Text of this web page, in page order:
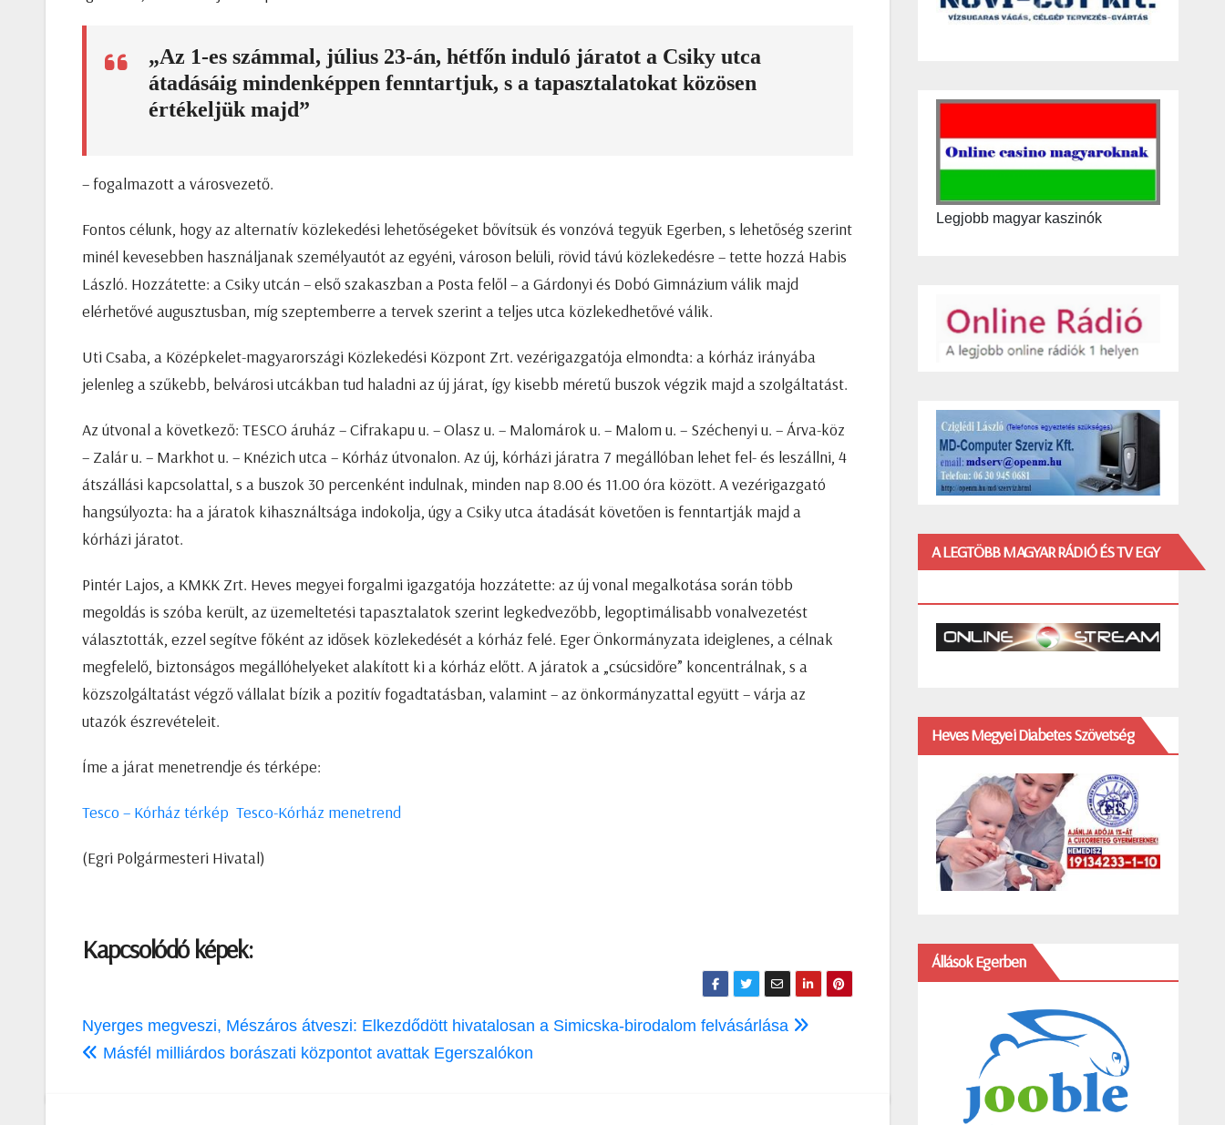
„Az 1-es számmal, július 23-án, hétfőn induló járatot a Csiky utca
átadásáig mindenképpen fenntartjuk, s a tapasztalatokat közösen
értékeljük majd”
– fogalmazott a városvezető.
Fontos célunk, hogy az alternatív közlekedési lehetőségeket bővítsük és vonzóvá tegyük Egerben, s lehetőség szerint
minél kevesebben használjanak személyautót az egyéni, városon belüli, rövid távú közlekedésre – tette hozzá Habis
László. Hozzátette: a Csiky utcán – első szakaszban a Posta felől – a Gárdonyi és Dobó Gimnázium válik majd
elérhetővé augusztusban, míg szeptemberre a tervek szerint a teljes utca közlekedhetővé válik.
Uti Csaba, a Középkelet-magyarországi Közlekedési Központ Zrt. vezérigazgatója elmondta: a kórház irányába
jelenleg a szűkebb, belvárosi utcákban tud haladni az új járat, így kisebb méretű buszok végzik majd a szolgáltatást.
Az útvonal a következő: TESCO áruház – Cifrakapu u. – Olasz u. – Malomárok u. – Malom u. – Széchenyi u. – Árva-köz
– Zalár u. – Markhot u. – Knézich utca – Kórház útvonalon. Az új, kórházi járatra 7 megállóban lehet fel- és leszállni, 4
átszállási kapcsolattal, s a buszok 30 percenként indulnak, minden nap 8.00 és 11.00 óra között. A vezérigazgató
hangsúlyozta: ha a járatok kihasználtsága indokolja, úgy a Csiky utca átadását követően is fenntartják majd a
kórházi járatot.
Pintér Lajos, a KMKK Zrt. Heves megyei forgalmi igazgatója hozzátette: az új vonal megalkotása során több
megoldás is szóba került, az üzemeltetési tapasztalatok szerint legkedvezőbb, legoptimálisabb vonalvezetést
választották, ezzel segítve főként az idősek közlekedését a kórház felé. Eger Önkormányzata ideiglenes, a célnak
megfelelő, biztonságos megállóhelyeket alakított ki a kórház előtt. A járatok a „csúcsidőre” koncentrálnak, s a
közszolgáltatást végző vállalat bízik a pozitív fogadtatásban, valamint – az önkormányzattal együtt – várja az
utazók észrevételeit.
Íme a járat menetrendje és térképe:
Tesco – Kórház térkép Tesco-Kórház menetrend
(Egri Polgármesteri Hivatal)
Kapcsolódó képek:
Bejegyzés
navigáció
Nyerges megveszi, Mészáros átveszi: Elkezdődött hivatalosan a Simicska-birodalom felvásárlása
Másfél milliárdos borászati központot avattak Egerszalókon
Legjobb magyar kaszinók
A LEGTÖBB MAGYAR RÁDIÓ ÉS TV EGY
Heves Megyei Diabetes Szövetség
Állások Egerben